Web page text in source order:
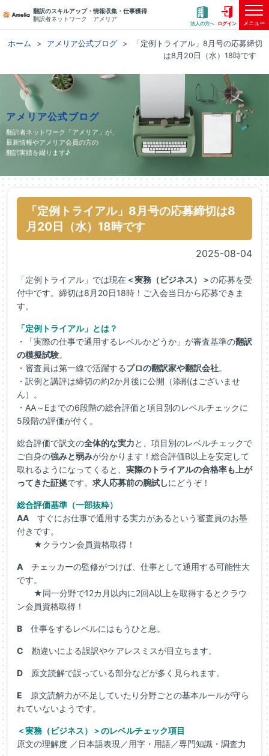
翻訳のスキルアップ・情報収集・仕事獲得
翻訳者ネットワーク アメリア
法人の方へ ログイン メニュー
ホーム アメリア公式ブログ
「定例トライアル」8月号の応募締切
は8月20日（水）18時です
アメリア公式ブログ
翻訳者ネットワーク「アメリア」が、
最新情報やアメリア会員の方の
翻訳実績を綴ります♪
「定例トライアル」8月号の応募締切は8
月20日（水）18時です
2025-08-04
「定例トライアル」では現在＜実務（ビジネス）＞の応募を受
付中です。締切は8月20日18時！ご入会当日から応募できま
す。
「定例トライアル」とは？
・「実際の仕事で通用するレベルかどうか」が審査基準の翻訳
の模擬試験。
・審査員は第一線で活躍するプロの翻訳家や翻訳会社。
・訳例と講評は締切の約2か月後に公開（添削はございませ
ん）。
・AA～Eまでの6段階の総合評価と項目別のレベルチェックに
5段階の評価が付く。
総合評価で訳文の全体的な実力と、項目別のレベルチェックで
ご自身の強みと弱みが分かります！総合評価B以上を安定して
取れるようになってくると、 実際のトライアルの合格率も上が
ってきた証拠です。 求人応募前の腕試しにどうぞ！
総合評価基準（一部抜粋）
AA すぐにお仕事で通用する実力があるという審査員のお墨
付きです。
★クラウン会員資格取得！
A チェッカーの監修がつけば、仕事として通用する可能性大
です。
★同一分野で12カ月以内に2回A以上を取得するとクラウ
ン会員資格取得！
B 仕事をするレベルにはもうひと息。
C 勘違いによる誤訳やケアレスミスが目立ちます。
D 原文読解で誤っている部分などが多く見られます。
E 原文読解力が不足していたり分野ごとの基本ルールが守ら
れていないようです。
＜実務（ビジネス）＞のレベルチェック項目
原文の理解度 ／日本語表現／用字・用語／専門知識・調査力